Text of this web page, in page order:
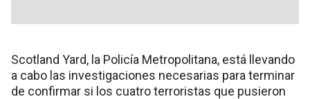
Scotland Yard, la Policía Metropolitana, está llevando
a cabo las investigaciones necesarias para terminar
de confirmar si los cuatro terroristas que pusieron